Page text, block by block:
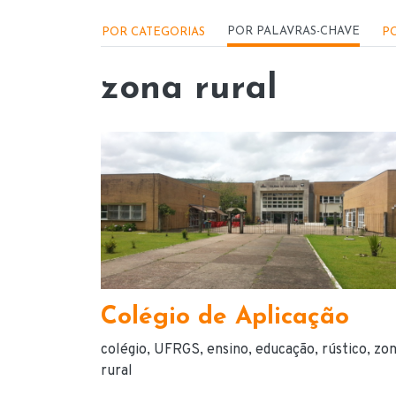
Menu - Locações
POR CATEGORIAS POR PALAVRAS-CHAVE
zona rural
Colégio de Aplicação
colégio UFRGS ensino educação rústico
rural